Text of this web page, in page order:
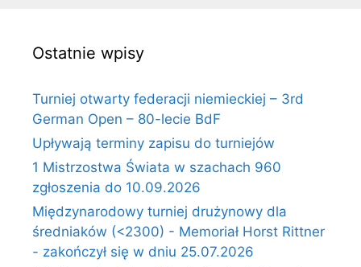
Ostatnie wpisy
Turniej otwarty federacji niemieckiej – 3rd
German Open – 80-lecie BdF
Upływają terminy zapisu do turniejów
1 Mistrzostwa Świata w szachach 960
zgłoszenia do 10.09.2026
Międzynarodowy turniej drużynowy dla
średniaków (<2300) - Memoriał Horst Rittner
- zakończył się w dniu 25.07.2026